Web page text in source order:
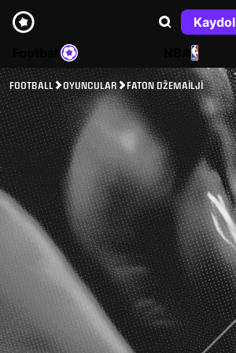
Kaydol
NBA
FOOTBALL OYUNCULAR FATON DŽEMAILJI